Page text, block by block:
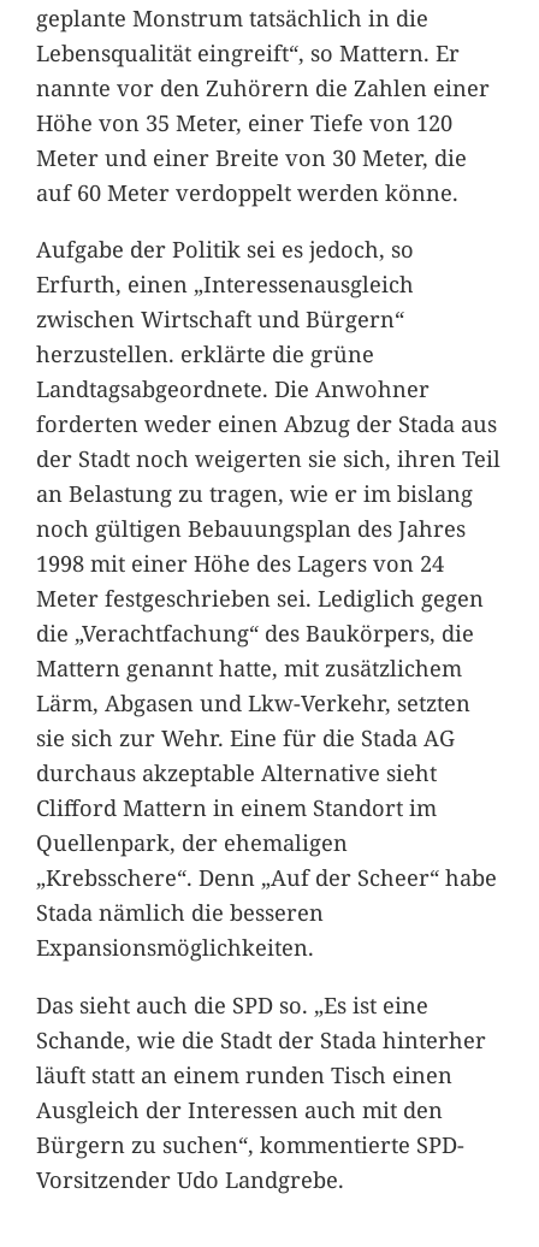
geplante Monstrum tatsächlich in die
Lebensqualität eingreift“, so Mattern. Er
nannte vor den Zuhörern die Zahlen einer
Höhe von 35 Meter, einer Tiefe von 120
Meter und einer Breite von 30 Meter, die
auf 60 Meter verdoppelt werden könne.
Aufgabe der Politik sei es jedoch, so
Erfurth, einen „Interessenausgleich
zwischen Wirtschaft und Bürgern“
herzustellen. erklärte die grüne
Landtagsabgeordnete. Die Anwohner
forderten weder einen Abzug der Stada aus
der Stadt noch weigerten sie sich, ihren Teil
an Belastung zu tragen, wie er im bislang
noch gültigen Bebauungsplan des Jahres
1998 mit einer Höhe des Lagers von 24
Meter festgeschrieben sei. Lediglich gegen
die „Verachtfachung“ des Baukörpers, die
Mattern genannt hatte, mit zusätzlichem
Lärm, Abgasen und Lkw-Verkehr, setzten
sie sich zur Wehr. Eine für die Stada AG
durchaus akzeptable Alternative sieht
Clifford Mattern in einem Standort im
Quellenpark, der ehemaligen
„Krebsschere“. Denn „Auf der Scheer“ habe
Stada nämlich die besseren
Expansionsmöglichkeiten.
Das sieht auch die SPD so. „Es ist eine
Schande, wie die Stadt der Stada hinterher
läuft statt an einem runden Tisch einen
Ausgleich der Interessen auch mit den
Bürgern zu suchen“, kommentierte SPD-
Vorsitzender Udo Landgrebe.